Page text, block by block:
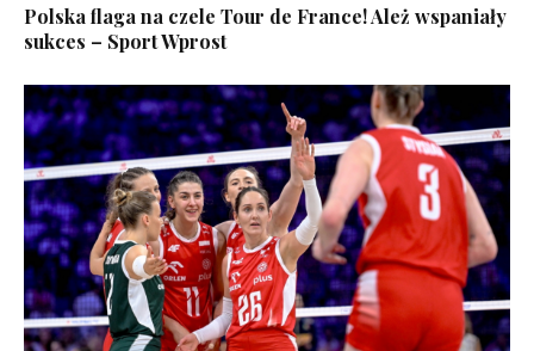
Polska flaga na czele Tour de France! Ależ wspaniały
sukces – Sport Wprost